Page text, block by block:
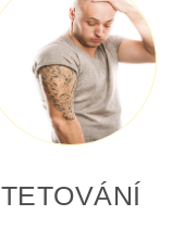
TETOVÁNÍ